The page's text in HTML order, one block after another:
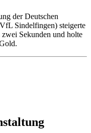
der Deutschen
Sindelfingen) steigerte
Sekunden und holte